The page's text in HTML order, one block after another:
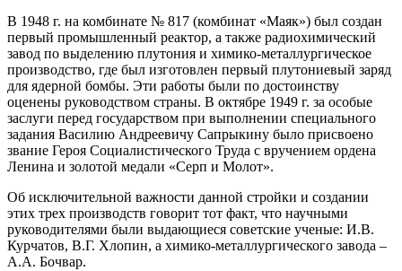
В 1948 г. на комбинате № 817 (комбинат «Маяк») был создан
первый промышленный реактор, а также радиохимический
завод по выделению плутония и химико-металлургическое
производство, где был изготовлен первый плутониевый заряд
для ядерной бомбы. Эти работы были по достоинству
оценены руководством страны. В октябре 1949 г. за особые
заслуги перед государством при выполнении специального
задания Василию Андреевичу Сапрыкину было присвоено
звание Героя Социалистического Труда с вручением ордена
Ленина и золотой медали «Серп и Молот».
Об исключительной важности данной стройки и создании
этих трех производств говорит тот факт, что научными
руководителями были выдающиеся советские ученые: И.В.
Курчатов, В.Г. Хлопин, а химико-металлургического завода –
А.А. Бочвар.